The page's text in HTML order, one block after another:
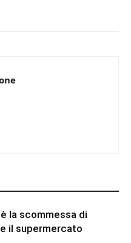
la scommessa di
il supermercato